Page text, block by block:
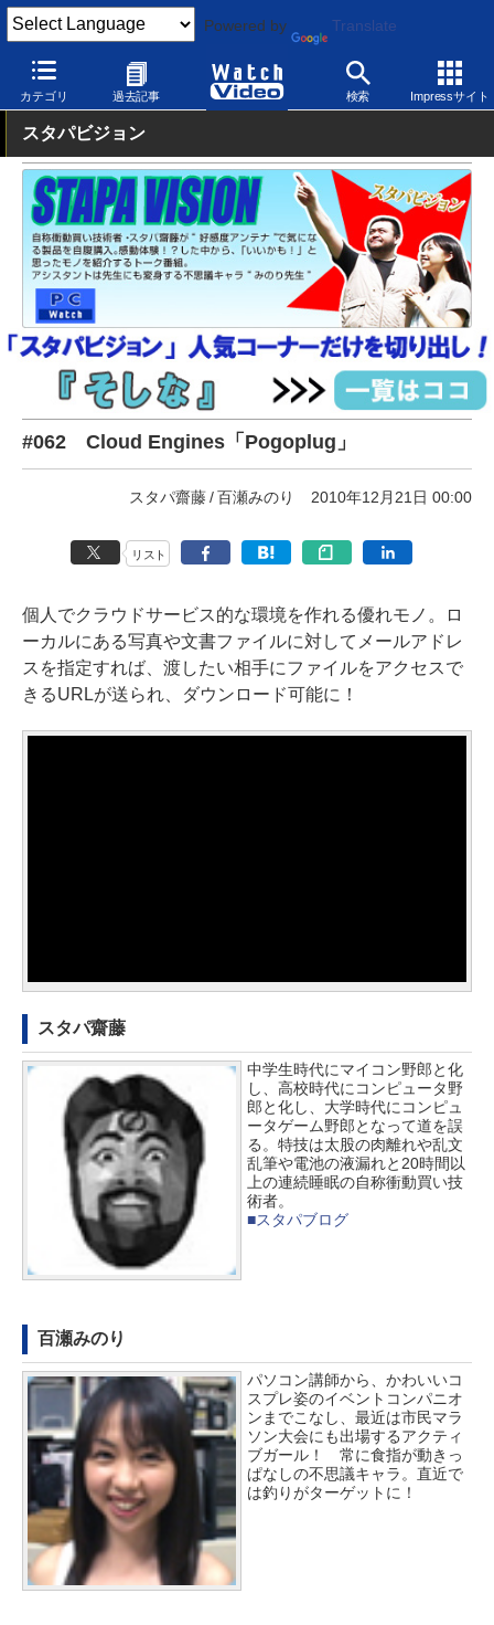
Powered by Translate
カテゴリ 過去記事 検索 Impressサイト
Watch Video パソコン 周辺機器
スタパビジョン
#062 Cloud Engines「Pogoplug」
スタパ齋藤 百瀬みのり 2010年12月21日 00:00
リスト
個人でクラウドサービス的な環境を作れる優れモノ。ロ
ーカルにある写真や文書ファイルに対してメールアドレ
スを指定すれば、渡したい相手にファイルをアクセスで
きるURLが送られ、ダウンロード可能に！
スタパ齋藤
中学生時代にマイコン野郎と化
し、高校時代にコンピュータ野
郎と化し、大学時代にコンピュ
ータゲーム野郎となって道を誤
る。特技は太股の肉離れや乱文
乱筆や電池の液漏れと20時間以
上の連続睡眠の自称衝動買い技
術者。
■スタパブログ
百瀬みのり
パソコン講師から、かわいいコ
スプレ姿のイベントコンパニオ
ンまでこなし、最近は市民マラ
ソン大会にも出場するアクティ
ブガール！ 常に食指が動きっ
ぱなしの不思議キャラ。直近で
は釣りがターゲットに！